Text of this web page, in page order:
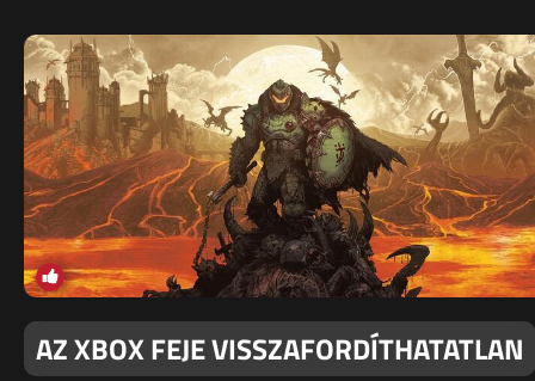
AZ XBOX FEJE VISSZAFORDÍTHATATLAN